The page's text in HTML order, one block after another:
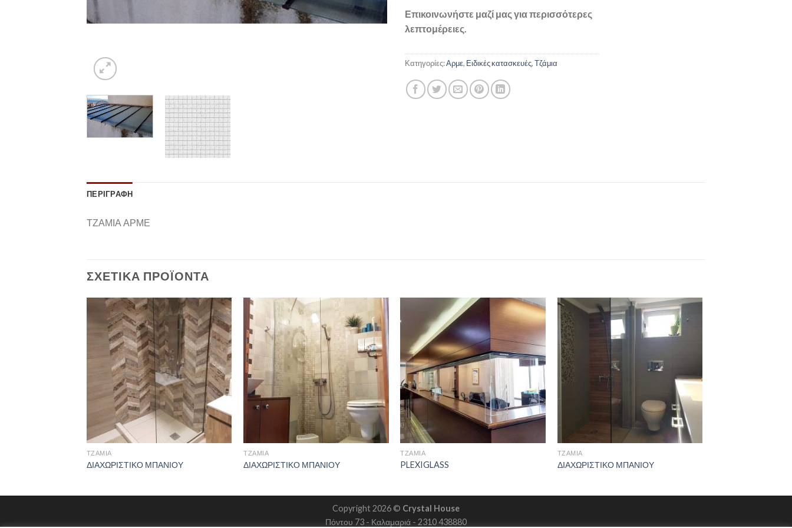
Επικοινωνήστε μαζί μας για περισσότερες
λεπτομέρειες.
Κατηγορίες:Αρμε, Ειδικές κατασκευές,Τζάμια
ΠΕΡΙΓΡΑΦΉ
ΤΖΑΜΙΑ ΑΡΜΕ
ΣΧΕΤΙΚΆ ΠΡΟΪΌΝΤΑ
ΤΖΆΜΙΑ
ΔΙΑΧΩΡΙΣΤΙΚΟ ΜΠΑΝΙΟΥ
ΤΖΆΜΙΑ
ΔΙΑΧΩΡΙΣΤΙΚΟ ΜΠΑΝΙΟΥ
ΤΖΆΜΙΑ
PLEXIGLASS
ΤΖΆΜΙΑ
ΔΙΑΧΩΡΙΣΤΙΚΟ ΜΠΑΝΙΟΥ
Copyright 2026 © Crystal House
Πόντου 73 - Καλαμαριά - 2310 438880